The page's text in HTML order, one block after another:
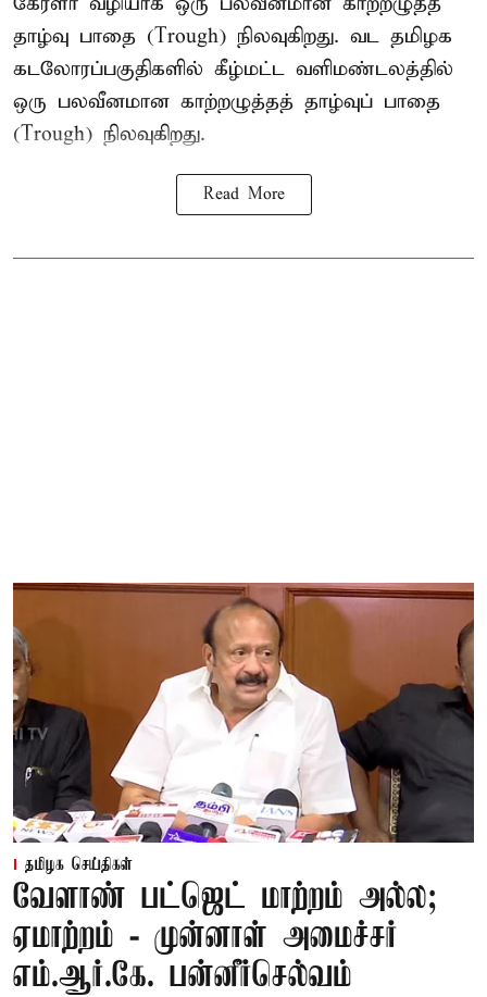
தாழ்வு பாதை (Trough) நிலவுகிறது. வட தமிழக
கடலோரப்பகுதிகளில் கீழ்மட்ட வளிமண்டலத்தில்
ஒரு பலவீனமான காற்றழுத்தத் தாழ்வுப் பாதை
(Trough) நிலவுகிறது.
Read More
தமிழக செய்திகள்
வேளாண் பட்ஜெட் மாற்றம் அல்ல;
ஏமாற்றம் - முன்னாள் அமைச்சர்
எம்.ஆர்.கே. பன்னீர்செல்வம்